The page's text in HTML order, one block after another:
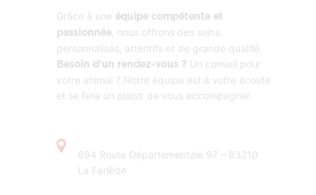
Grâce à une équipe compétente et
passionnée, nous offrons des soins
personnalisés, attentifs et de grande qualité.
Besoin d’un rendez-vous ? Un conseil pour
votre animal ? Notre équipe est à votre écoute
et se fera un plaisir de vous accompagner.
694 Route Départementale 97 – 83210
La Farlède